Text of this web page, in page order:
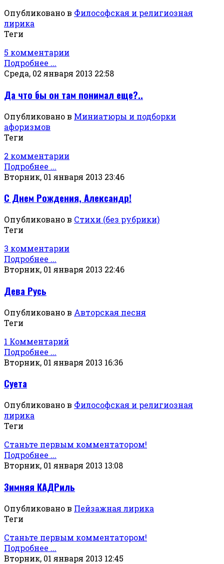
Опубликовано в Философская и религиозная
лирика
Теги
5 комментарии
Подробнее ...
Среда, 02 января 2013 22:58
Да что бы он там понимал еще?..
Опубликовано в Миниатюры и подборки
афоризмов
Теги
2 комментарии
Подробнее ...
Вторник, 01 января 2013 23:46
С Днем Рождения, Александр!
Опубликовано в Стихи (без рубрики)
Теги
3 комментарии
Подробнее ...
Вторник, 01 января 2013 22:46
Дева Русь
Опубликовано в Авторская песня
Теги
1 Комментарий
Подробнее ...
Вторник, 01 января 2013 16:36
Суета
Опубликовано в Философская и религиозная
лирика
Теги
Станьте первым комментатором!
Подробнее ...
Вторник, 01 января 2013 13:08
Зимняя КАДРиль
Опубликовано в Пейзажная лирика
Теги
Станьте первым комментатором!
Подробнее ...
Вторник, 01 января 2013 12:45